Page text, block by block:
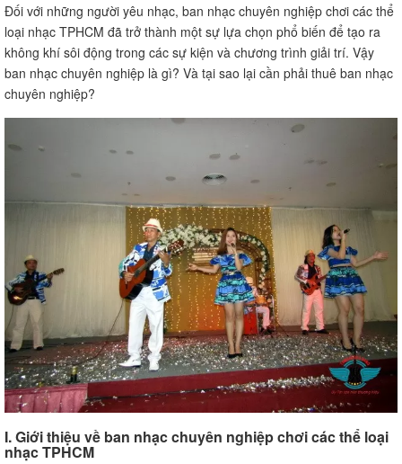
Đối với những người yêu nhạc, ban nhạc chuyên nghiệp chơi các thể
loại nhạc TPHCM đã trở thành một sự lựa chọn phổ biến để tạo ra
không khí sôi động trong các sự kiện và chương trình giải trí. Vậy
ban nhạc chuyên nghiệp là gì? Và tại sao lại cần phải thuê ban nhạc
chuyên nghiệp?
I. Giới thiệu về ban nhạc chuyên nghiệp chơi các thể loại
nhạc TPHCM